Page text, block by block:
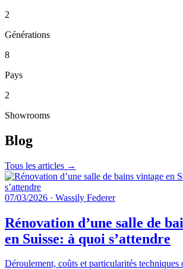
2
Générations
8
Pays
2
Showrooms
Blog
Tous les articles →
07/03/2026 · Wassily Federer
Rénovation d’une salle de
en Suisse: à quoi s’attendre
Déroulement, coûts et particularités techniques